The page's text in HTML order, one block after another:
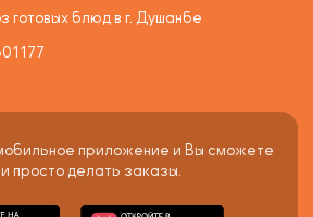
готовых блюд в г. Душанбе
приложение и Вы сможете
и просто делать заказы.